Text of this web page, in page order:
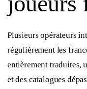
Plusieurs opérateurs
régulièrement les
entièrement traduites,
et des catalogues